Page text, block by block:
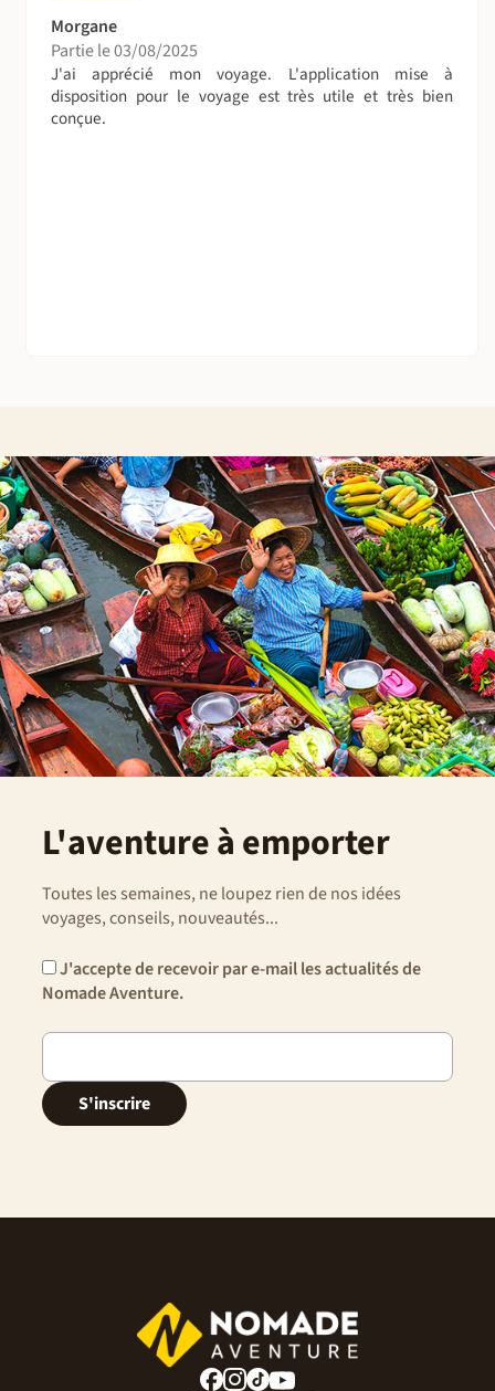
Morgane
Partie le 03/08/2025
J'ai apprécié mon voyage. L'application mise à
disposition pour le voyage est très utile et très bien
conçue.
L'aventure à emporter
Toutes les semaines, ne loupez rien de nos idées
voyages, conseils, nouveautés...
J'accepte de recevoir par e-mail les actualités de
Nomade Aventure.
S'inscrire